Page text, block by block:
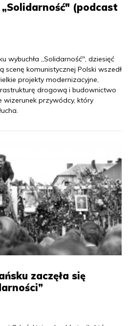
„Solidarność" (podcast
wybuchła „Solidarność", dziesięć
scenę komunistycznej Polski wszedł
projekty modernizacyjne,
drogową i budownictwo
wizerunek przywódcy, który
zaczęła się